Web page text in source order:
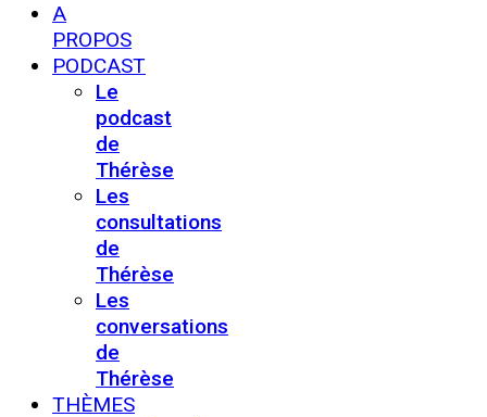
A
PROPOS
PODCAST
Le
podcast
de
Thérèse
Les
consultations
de
Thérèse
Les
conversations
de
Thérèse
THÈMES